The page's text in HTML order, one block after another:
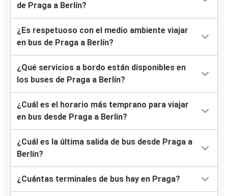
de Praga a Berlín?
¿Es respetuoso con el medio ambiente viajar
en bus de Praga a Berlín?
¿Qué servicios a bordo están disponibles en
los buses de Praga a Berlín?
¿Cuál es el horario más temprano para viajar
en bus desde Praga a Berlín?
¿Cuál es la última salida de bus desde Praga a
Berlín?
¿Cuántas terminales de bus hay en Praga?